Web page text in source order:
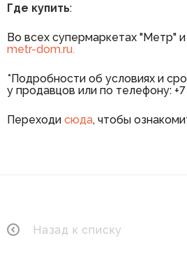
Где купить:
Во всех супермаркетах "Метр"
metr-dom.ru.
*Подробности об условиях и
у продавцов или по телефону:
Переходи сюда, чтобы
Назад к списку